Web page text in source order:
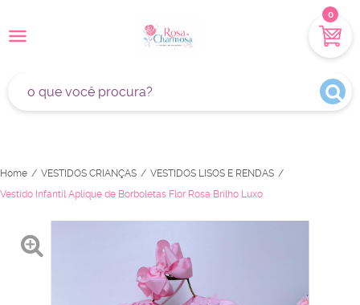
0
Home VESTIDOS CRIANÇAS
VESTIDOS LISOS E RENDAS
Vestido Infantil Aplique de Borboletas Flor Rosa Brilho Luxo